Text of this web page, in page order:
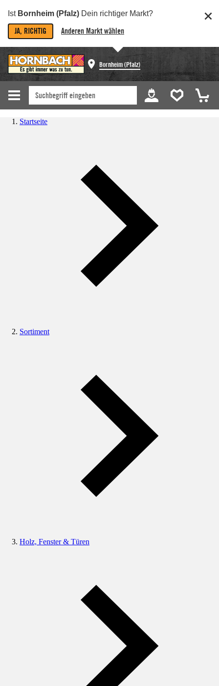
Ist Bornheim (Pfalz) Dein richtiger Markt?
JA, RICHTIG Anderen Markt wählen
Bornheim (Pfalz)
Startseite
Sortiment
Holz, Fenster & Türen